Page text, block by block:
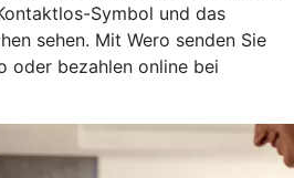
Symbol und das
sehen. Mit Wero senden Sie
oder bezahlen online bei